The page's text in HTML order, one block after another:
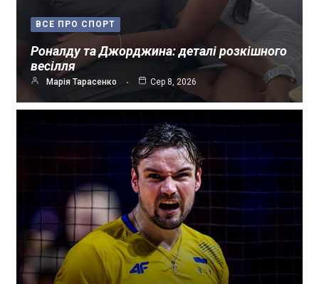
ВСЕ ПРО СПОРТ
Роналду та Джорджина: деталі розкішного
весілля
Марія Тарасенко Сер 8, 2026